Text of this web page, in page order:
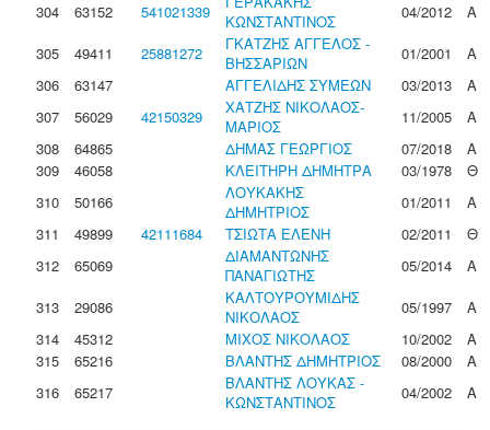
304
63152 541021339
ΚΩΝΣΤΑΝΤΙΝΟΣ
04/2012
Α
305
49411 25881272
ΓΚΑΤΖΗΣ ΑΓΓΕΛΟΣ -
ΒΗΣΣΑΡΙΩΝ
01/2001
Α
306
63147 ΑΓΓΕΛΙΔΗΣ ΣΥΜΕΩΝ 03/2013
Α
307
56029 42150329
ΧΑΤΖΗΣ ΝΙΚΟΛΑΟΣ-
ΜΑΡΙΟΣ
11/2005
Α
308
64865 ΔΗΜΑΣ ΓΕΩΡΓΙΟΣ 07/2018
Α
309
46058 ΚΛΕΙΤΗΡΗ ΔΗΜΗΤΡΑ 03/1978
Θ
310
50166
ΛΟΥΚΑΚΗΣ
ΔΗΜΗΤΡΙΟΣ
01/2011
Α
311
49899 42111684 ΤΣΙΩΤΑ ΕΛΕΝΗ 02/2011
Θ
312
65069
ΔΙΑΜΑΝΤΩΝΗΣ
ΠΑΝΑΓΙΩΤΗΣ
05/2014
Α
313
29086
ΚΑΛΤΟΥΡΟΥΜΙΔΗΣ
ΝΙΚΟΛΑΟΣ
05/1997
Α
314
45312 ΜΙΧΟΣ ΝΙΚΟΛΑΟΣ 10/2002
Α
315
65216 ΒΛΑΝΤΗΣ ΔΗΜΗΤΡΙΟΣ 08/2000
Α
316
65217
ΒΛΑΝΤΗΣ ΛΟΥΚΑΣ -
ΚΩΝΣΤΑΝΤΙΝΟΣ
04/2002 Α